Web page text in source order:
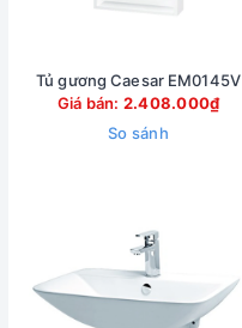
Tủ gương Caesar EM0145V
Giá bán: 2.408.000₫
So sánh